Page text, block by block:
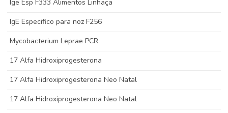
Ige Esp F333 Alimentos Linhaça
IgE Especifico para noz F256
Mycobacterium Leprae PCR
17 Alfa Hidroxiprogesterona
17 Alfa Hidroxiprogesterona Neo Natal
17 Alfa Hidroxiprogesterona Neo Natal